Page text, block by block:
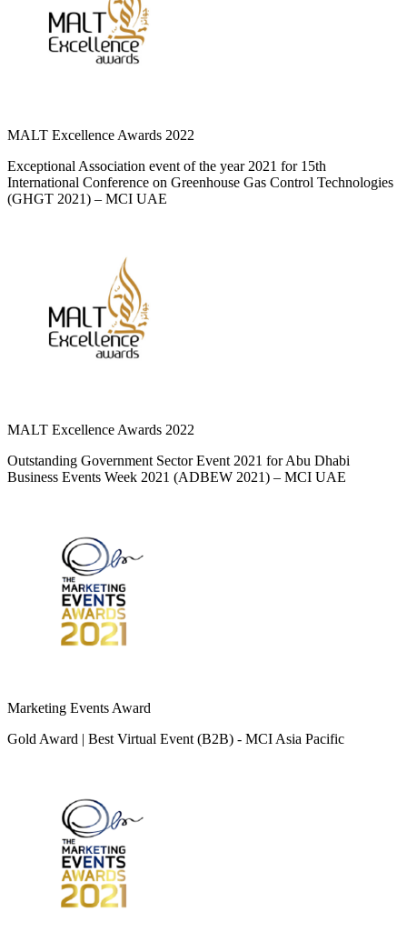
MALT Excellence Awards 2022
Exceptional Association event of the year 2021 for 15th
International Conference on Greenhouse Gas Control Technologies
(GHGT 2021) – MCI UAE
MALT Excellence Awards 2022
Outstanding Government Sector Event 2021 for Abu Dhabi
Business Events Week 2021 (ADBEW 2021) – MCI UAE
Marketing Events Award
Gold Award | Best Virtual Event (B2B) - MCI Asia Pacific